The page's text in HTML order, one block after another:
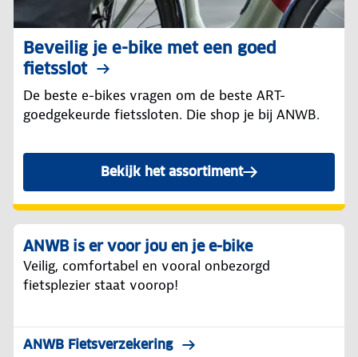
Beveilig je e-bike met een goed
fietsslot
De beste e-bikes vragen om de beste ART-
goedgekeurde fietssloten. Die shop je bij ANWB.
Bekijk het assortiment
ANWB is er voor jou en je e-bike
Veilig, comfortabel en vooral onbezorgd
fietsplezier staat voorop!
ANWB Fietsverzekering